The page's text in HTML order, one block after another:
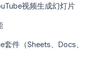
视频生成幻灯片
件（Sheets、Docs、